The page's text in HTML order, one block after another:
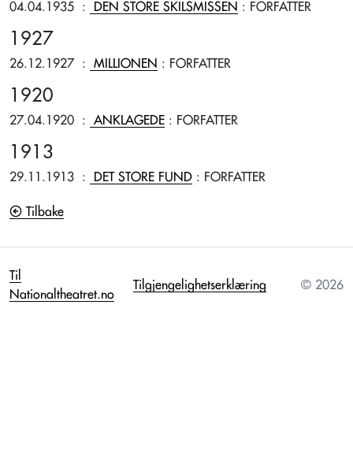
04.04.1935 : DEN STORE SKILSMISSEN : FORFATTER
1927
26.12.1927 : MILLIONEN : FORFATTER
1920
27.04.1920 : ANKLAGEDE : FORFATTER
1913
29.11.1913 : DET STORE FUND : FORFATTER
Tilbake
Til
Nationaltheatret.no
Tilgjengelighetserklæring © 2026